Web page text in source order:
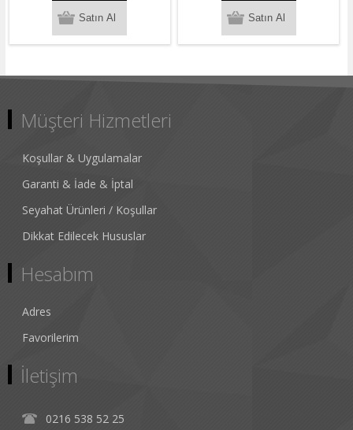
Müşteri Hizmetleri
Koşullar & Uygulamalar
Garanti & İade & İptal
Seyahat Ürünleri / Koşullar
Dikkat Edilecek Hususlar
Hesabım
Adres
Favorilerim
İletişim
0216 538 52 25